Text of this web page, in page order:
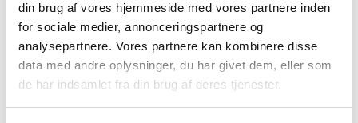
din brug af vores hjemmeside med vores partnere inden
for sociale medier, annonceringspartnere og
analysepartnere. Vores partnere kan kombinere disse
data med andre oplysninger, du har givet dem, eller som
de har indsamlet fra din brug af deres tjenester.